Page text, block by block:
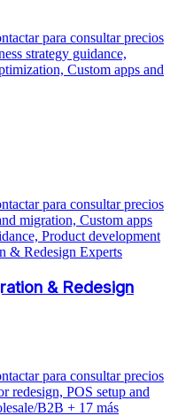
para consultar precios
strategy guidance,
Custom apps and
para consultar precios
migration, Custom apps
Product development
& Redesign
para consultar precios
redesign, POS setup and
B2B + 17 más